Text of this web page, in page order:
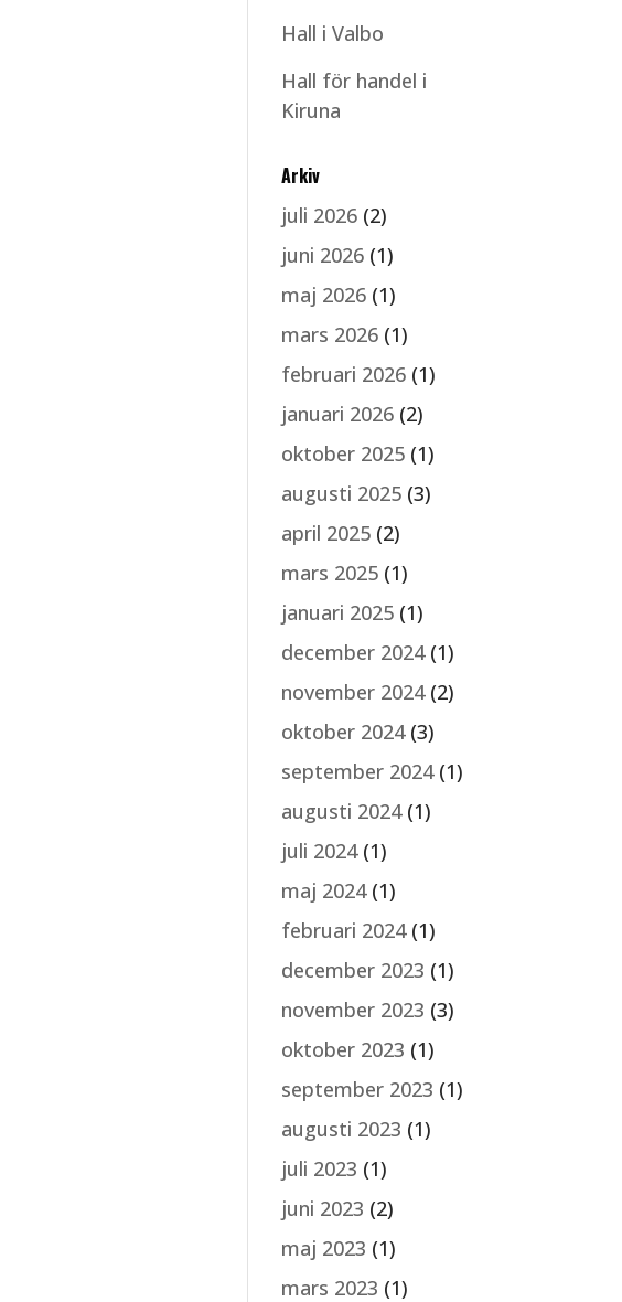
Hall i Valbo
Hall för handel i
Kiruna
Arkiv
juli 2026 (2)
juni 2026 (1)
maj 2026 (1)
mars 2026 (1)
februari 2026 (1)
januari 2026 (2)
oktober 2025 (1)
augusti 2025 (3)
april 2025 (2)
mars 2025 (1)
januari 2025 (1)
december 2024(1)
november 2024(2)
oktober 2024(3)
september 2024(1)
augusti 2024(1)
juli 2024(1)
maj 2024(1)
februari 2024(1)
december 2023 (1)
november 2023 (3)
oktober 2023 (1)
september 2023 (1)
augusti 2023 (1)
juli 2023 (1)
juni 2023 (2)
maj 2023 (1)
mars 2023 (1)